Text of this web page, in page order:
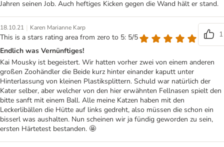
Jahren seinen Job. Auch heftiges Kicken gegen die Wand hält er stand.
18.10.21 | Karen Marianne Karp
This is a stars rating area from zero to 5: 5/5
1
Endlich was Vernünftiges!
Kai Mousky ist begeistert. Wir hatten vorher zwei von einem anderen
großen Zoohändler die Beide kurz hinter einander kaputt unter
Hinterlassung von kleinen Plastiksplittern. Schuld war natürlich der
Kater selber, aber welcher von den hier erwähnten Fellnasen spielt den
bitte sanft mit einem Ball. Alle meine Katzen haben mit den
Leckerlibällen die Hütte auf links gedreht, also müssen die schon ein
bisserl was aushalten. Nun scheinen wir ja fündig geworden zu sein,
ersten Härtetest bestanden. 🤩